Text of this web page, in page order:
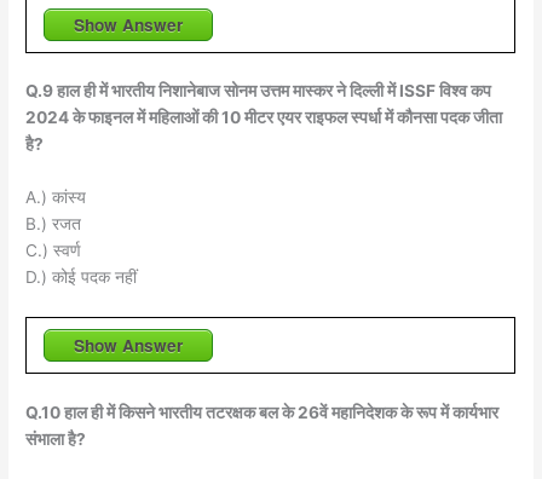
Show Answer
Q.9 हाल ही में भारतीय निशानेबाज सोनम उत्तम मास्कर ने दिल्ली में ISSF विश्व कप
2024 के फाइनल में महिलाओं की 10 मीटर एयर राइफल स्पर्धा में कौनसा पदक जीता
है?
A.) कांस्य
B.) रजत
C.) स्वर्ण
D.) कोई पदक नहीं
Show Answer
Q.10 हाल ही में किसने भारतीय तटरक्षक बल के 26वें महानिदेशक के रूप में कार्यभार
संभाला है?